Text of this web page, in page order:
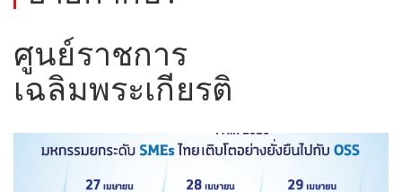
ศูนย์ราชการ
เฉลิมพระเกียรติ